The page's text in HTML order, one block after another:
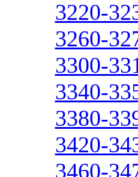
3220-
3260-
3300-
3340-
3380-
3420-
3460-